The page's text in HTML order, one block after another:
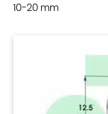
10-20 mm